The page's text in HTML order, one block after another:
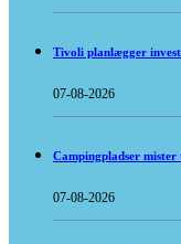
Tivoli planlægger
07-08-2026
Campingpladser
07-08-2026